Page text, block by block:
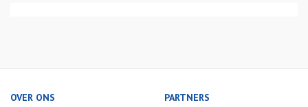
OVER ONS PARTNERS